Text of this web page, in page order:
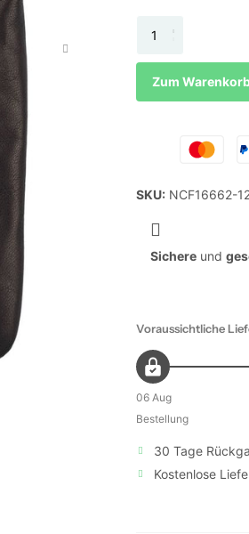
Zum
SKU: NCF16662-
Sichere und
Voraussichtliche
06 Aug
Bestellung
30 Tage
Kostenlose